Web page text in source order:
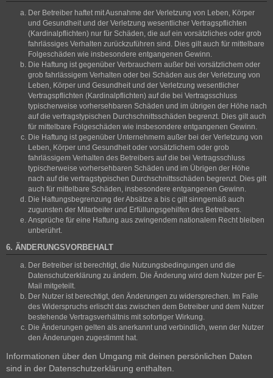
Der Betreiber haftet mit Ausnahme der Verletzung von Leben, Körper
und Gesundheit und der Verletzung wesentlicher Vertragspflichten
(Kardinalpflichten) nur für Schäden, die auf ein vorsätzliches oder grob
fahrlässiges Verhalten zurückzuführen sind. Dies gilt auch für mittelbare
Folgeschäden wie insbesondere entgangenen Gewinn.
Die Haftung ist gegenüber Verbrauchern außer bei vorsätzlichem oder
grob fahrlässigem Verhalten oder bei Schäden aus der Verletzung von
Leben, Körper und Gesundheit und der Verletzung wesentlicher
Vertragspflichten (Kardinalpflichten) auf die bei Vertragsschluss
typischerweise vorhersehbaren Schäden und im übrigen der Höhe nach
auf die vertragstypischen Durchschnittsschäden begrenzt. Dies gilt auch
für mittelbare Folgeschäden wie insbesondere entgangenen Gewinn.
Die Haftung ist gegenüber Unternehmern außer bei der Verletzung von
Leben, Körper und Gesundheit oder vorsätzlichem oder grob
fahrlässigem Verhalten des Betreibers auf die bei Vertragsschluss
typischerweise vorhersehbaren Schäden und im Übrigen der Höhe
nach auf die vertragstypischen Durchschnittsschäden begrenzt. Dies gilt
auch für mittelbare Schäden, insbesondere entgangenen Gewinn.
Die Haftungsbegrenzung der Absätze a bis c gilt sinngemäß auch
zugunsten der Mitarbeiter und Erfüllungsgehilfen des Betreibers.
Ansprüche für eine Haftung aus zwingendem nationalem Recht bleiben
unberührt.
6. ÄNDERUNGSVORBEHALT
Der Betreiber ist berechtigt, die Nutzungsbedingungen und die
Datenschutzerklärung zu ändern. Die Änderung wird dem Nutzer per E-
Mail mitgeteilt.
Der Nutzer ist berechtigt, den Änderungen zu widersprechen. Im Falle
des Widerspruchs erlischt das zwischen dem Betreiber und dem Nutzer
bestehende Vertragsverhältnis mit sofortiger Wirkung.
Die Änderungen gelten als anerkannt und verbindlich, wenn der Nutzer
den Änderungen zugestimmt hat.
Informationen über den Umgang mit deinen persönlichen Daten
sind in der Datenschutzerklärung enthalten.